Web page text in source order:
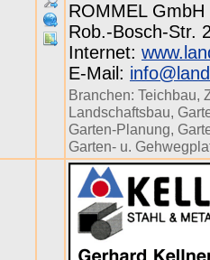
ROMMEL GmbH
Rob.-Bosch-Str.
Internet:
E-Mail:
Branchen: Teichbau,
Landschaftsbau,
Garten-Planung,
Garten- u.